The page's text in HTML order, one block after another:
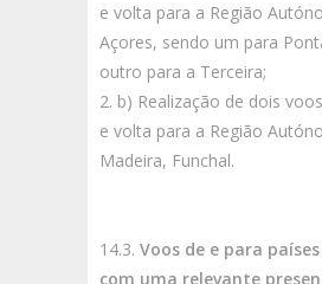
e volta para a Região
Açores, sendo um para
outro para a Terceira;
b) Realização de dois
e volta para a Região
Madeira, Funchal.
14.3. Voos de e para
com uma relevante